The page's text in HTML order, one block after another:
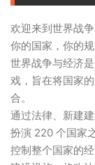
欢迎来到世界战争
你的国家，你的规
世界战争与经济
戏，旨在将国家
合。
通过法律、新建
扮演 220 个国家
控制整个国家的经